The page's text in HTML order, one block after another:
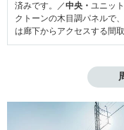
済みです。／中央・ ユニッ
クトーンの木目調パネルで
は廊下からアクセスする間取